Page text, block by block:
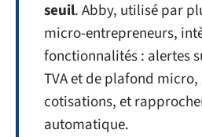
seuil. Abby, utilisé par
micro-entrepreneurs,
fonctionnalités : alertes
TVA et de plafond
cotisations, et
automatique.